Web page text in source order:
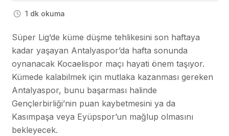
1 dk okuma
Süper Lig’de küme düşme tehlikesini son haftaya
kadar yaşayan Antalyaspor’da hafta sonunda
oynanacak Kocaelispor maçı hayati önem taşıyor.
Kümede kalabilmek için mutlaka kazanması gereken
Antalyaspor, bunu başarması halinde
Gençlerbirliği’nin puan kaybetmesini ya da
Kasımpaşa veya Eyüpspor’un mağlup olmasını
bekleyecek.